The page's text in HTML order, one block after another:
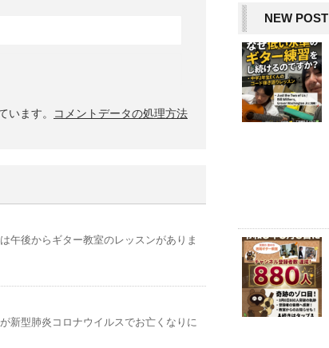
います。
コメントデータの処理方法
午後からギター教室のレッスンがありま
新型肺炎コロナウイルスでお亡くなりに
NEW POST